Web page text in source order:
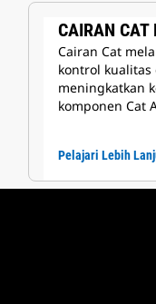
CAIRAN CAT
Cairan Cat
kontrol
meningkatkan
komponen Cat
Pelajari Lebih